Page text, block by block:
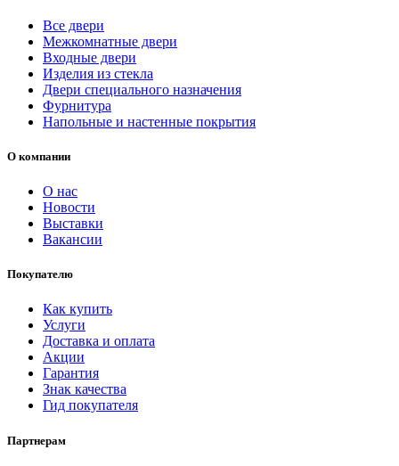
Все двери
Межкомнатные двери
Входные двери
Изделия из стекла
Двери специального назначения
Фурнитура
Напольные и настенные покрытия
О компании
О нас
Новости
Выставки
Вакансии
Покупателю
Как купить
Услуги
Доставка и оплата
Акции
Гарантия
Знак качества
Гид покупателя
Партнерам